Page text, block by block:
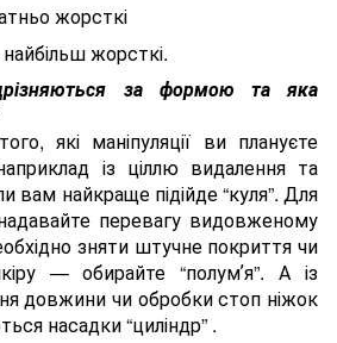
жорсткі
жорсткі.
за формою та яка
які маніпуляції ви плануєте
із ціллю видалення та
вам найкраще підійде “куля”. Для
перевагу видовженому
зняти штучне покриття чи
— обирайте “полумʼя”. А із
довжини чи обробки стоп ніжок
насадки “циліндр” .